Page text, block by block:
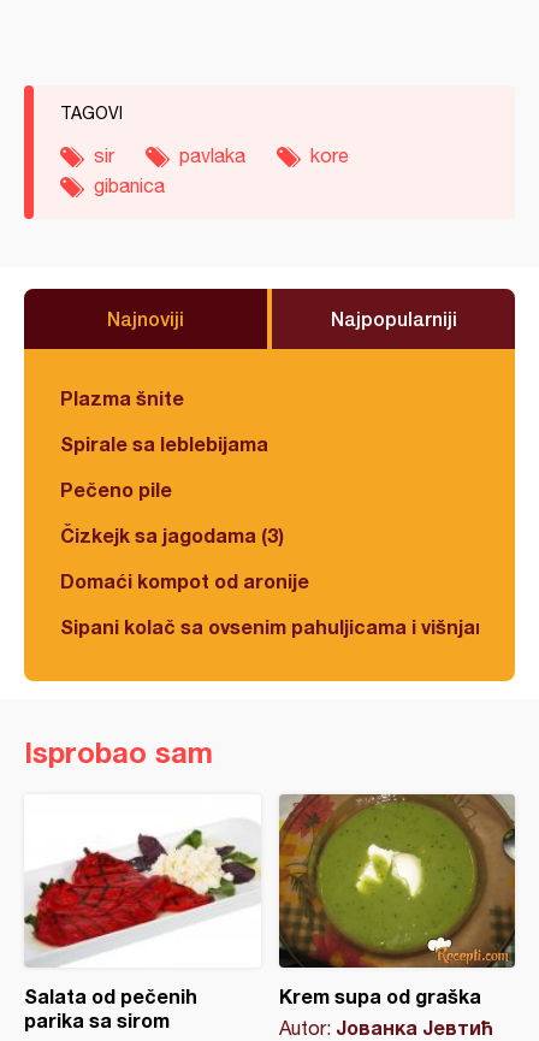
TAGOVI
sir pavlaka
kore
gibanica
Najnoviji Najpopularniji
Plazma šnite
Spirale sa leblebijama
Pečeno pile
Čizkejk sa jagodama (3)
Domaći kompot od aronije
Sipani kolač sa ovsenim pahuljicama i višnjama
Isprobao sam
Salata od pečenih
parika sa sirom
Krem supa od graška
Autor: Јованка Јевтић